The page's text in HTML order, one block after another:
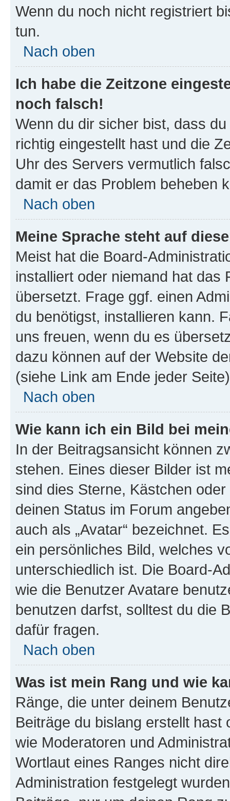
Wenn du noch nicht registriert
tun.
Nach oben
Ich habe die Zeitzone
noch falsch!
Wenn du dir sicher bist, dass
richtig eingestellt hast und die
Uhr des Servers vermutlich
damit er das Problem beheben
Nach oben
Meine Sprache steht auf
Meist hat die Board-
installiert oder niemand hat das
übersetzt. Frage ggf. einen
du benötigst, installieren kann.
uns freuen, wenn du es
dazu können auf der Website
(siehe Link am Ende jeder
Nach oben
Wie kann ich ein Bild bei
In der Beitragsansicht können
stehen. Eines dieser Bilder ist
sind dies Sterne, Kästchen
deinen Status im Forum
auch als „Avatar“ bezeichnet.
ein persönliches Bild, welches
unterschiedlich ist. Die Board-
wie die Benutzer Avatare
benutzen darfst, solltest du die
dafür fragen.
Nach oben
Was ist mein Rang und wie
Ränge, die unter deinem
Beiträge du bislang erstellt
wie Moderatoren und
Wortlaut eines Ranges nicht
Administration festgelegt